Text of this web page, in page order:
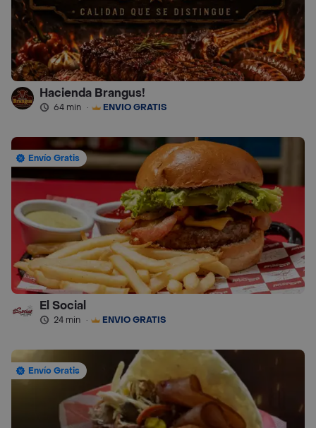
Hacienda Brangus!
64 min · ENVÍO GRATIS
Envío Gratis
El Social
24 min · ENVÍO GRATIS
Envío Gratis